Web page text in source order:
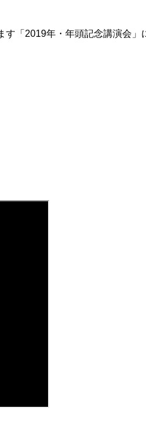
「2019年・年頭記念講演会